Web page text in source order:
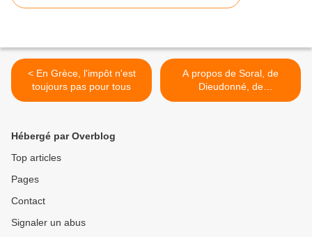
< En Grèce, l'impôt n'est
toujours pas pour tous
A propos de Soral, de
Dieudonné, de
l'antisémitisme et de la
Hébergé par Overblog
Top articles
Pages
Contact
Signaler un abus